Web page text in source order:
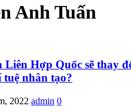
Anh Tuấn
Liên Hợp Quốc sẽ thay
nhân tạo?
2022 admin 0